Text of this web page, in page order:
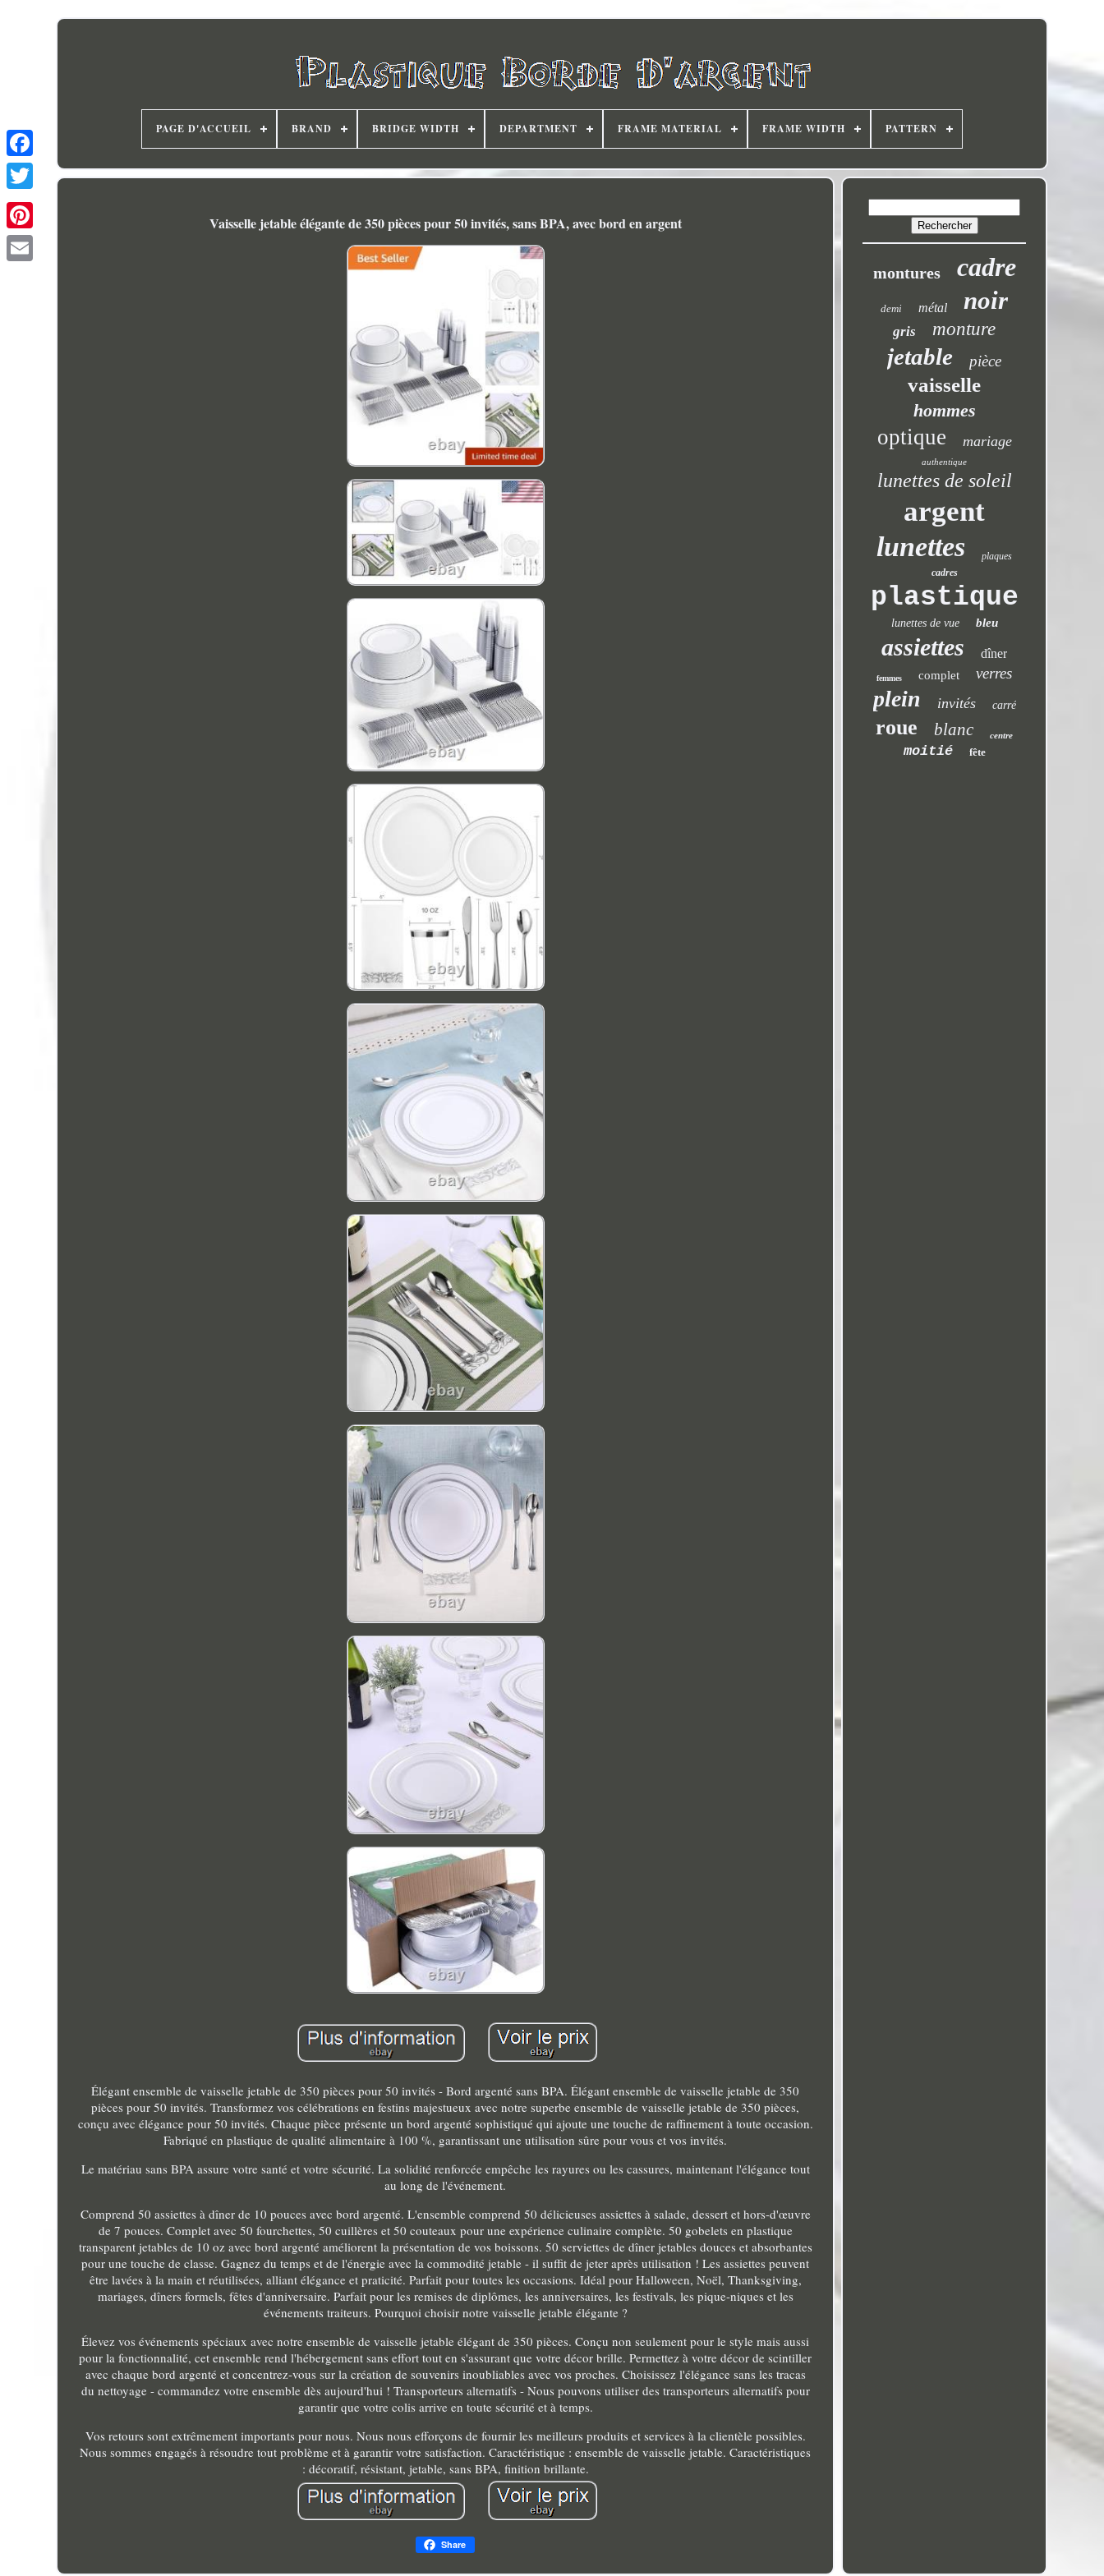
PAGE D'ACCUEIL BRAND BRIDGE WIDTH DEPARTMENT FRAME MATERIAL FRAME WIDTH PATTERN
Vaisselle jetable élégante de 350 pièces pour 50 invités, sans BPA, avec bord en argent
Élégant ensemble de vaisselle jetable de 350 pièces pour 50 invités - Bord argenté sans BPA. Élégant ensemble de vaisselle jetable de 350
pièces pour 50 invités. Transformez vos célébrations en festins majestueux avec notre superbe ensemble de vaisselle jetable de 350 pièces,
conçu avec élégance pour 50 invités. Chaque pièce présente un bord argenté sophistiqué qui ajoute une touche de raffinement à toute occasion.
Fabriqué en plastique de qualité alimentaire à 100 %, garantissant une utilisation sûre pour vous et vos invités.
Le matériau sans BPA assure votre santé et votre sécurité. La solidité renforcée empêche les rayures ou les cassures, maintenant l'élégance tout
au long de l'événement.
Comprend 50 assiettes à dîner de 10 pouces avec bord argenté. L'ensemble comprend 50 délicieuses assiettes à salade, dessert et hors-d'œuvre
de 7 pouces. Complet avec 50 fourchettes, 50 cuillères et 50 couteaux pour une expérience culinaire complète. 50 gobelets en plastique
transparent jetables de 10 oz avec bord argenté améliorent la présentation de vos boissons. 50 serviettes de dîner jetables douces et absorbantes
pour une touche de classe. Gagnez du temps et de l'énergie avec la commodité jetable - il suffit de jeter après utilisation ! Les assiettes peuvent
être lavées à la main et réutilisées, alliant élégance et praticité. Parfait pour toutes les occasions. Idéal pour Halloween, Noël, Thanksgiving,
mariages, dîners formels, fêtes d'anniversaire. Parfait pour les remises de diplômes, les anniversaires, les festivals, les pique-niques et les
événements traiteurs. Pourquoi choisir notre vaisselle jetable élégante ?
Élevez vos événements spéciaux avec notre ensemble de vaisselle jetable élégant de 350 pièces. Conçu non seulement pour le style mais aussi
pour la fonctionnalité, cet ensemble rend l'hébergement sans effort tout en s'assurant que votre décor brille. Permettez à votre décor de scintiller
avec chaque bord argenté et concentrez-vous sur la création de souvenirs inoubliables avec vos proches. Choisissez l'élégance sans les tracas
du nettoyage - commandez votre ensemble dès aujourd'hui ! Transporteurs alternatifs - Nous pouvons utiliser des transporteurs alternatifs pour
garantir que votre colis arrive en toute sécurité et à temps.
Vos retours sont extrêmement importants pour nous. Nous nous efforçons de fournir les meilleurs produits et services à la clientèle possibles.
Nous sommes engagés à résoudre tout problème et à garantir votre satisfaction. Caractéristique : ensemble de vaisselle jetable. Caractéristiques
: décoratif, résistant, jetable, sans BPA, finition brillante.
Share
montures cadre
demi métal noir
gris monture
jetable pièce
vaisselle
hommes
optique mariage
authentique
lunettes de soleil
argent
lunettes
plaques
cadres
plastique
lunettes de vue bleu
assiettes dîner
femmes complet verres
plein invités carré
roue blanc centre
moitié fête